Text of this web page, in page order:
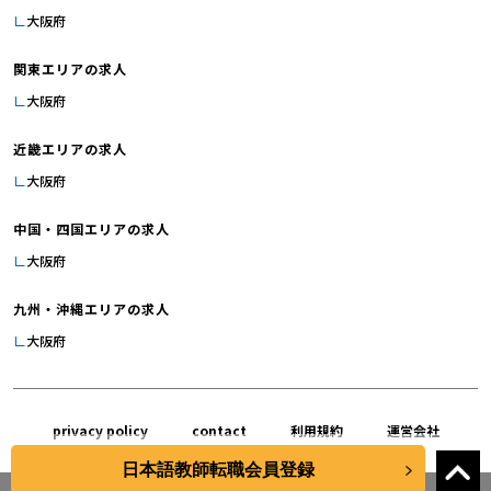
大阪府
関東エリアの求人
大阪府
近畿エリアの求人
大阪府
中国・四国エリアの求人
大阪府
九州・沖縄エリアの求人
大阪府
privacy policy contact 利用規約 運営会社
日本語教師転職会員登録